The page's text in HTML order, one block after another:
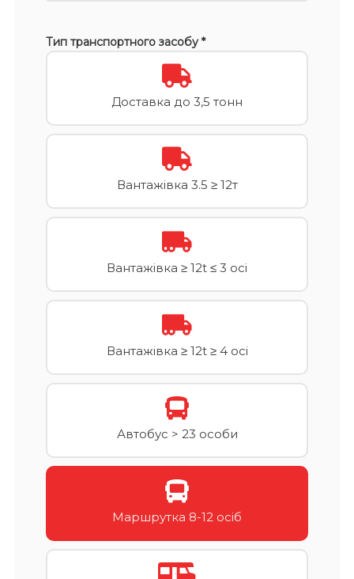
Тип транспортного засобу *
Доставка до 3,5 тонн
Вантажівка 3.5 ≥ 12т
Вантажівка ≥ 12t ≤ 3 осі
Вантажівка ≥ 12t ≥ 4 осі
Автобус > 23 особи
Маршрутка 8-12 осіб